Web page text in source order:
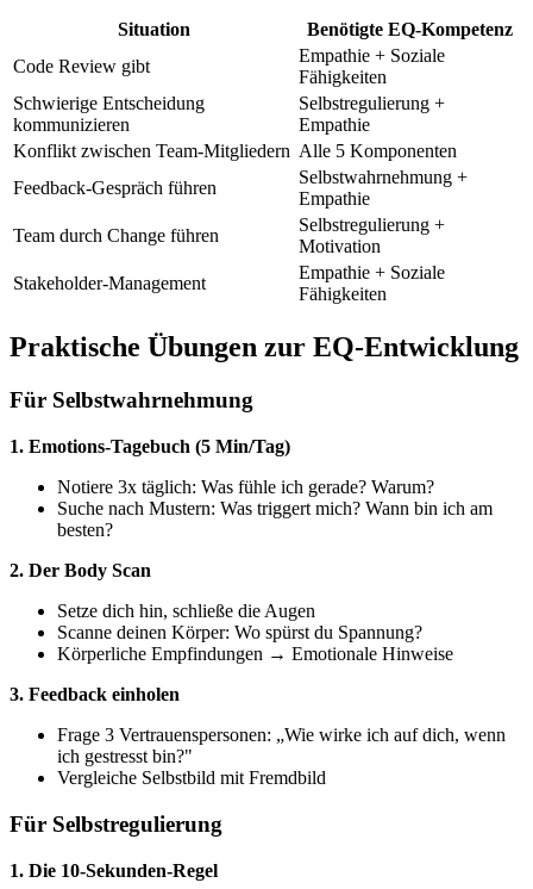
Situation
Benötigte EQ-Kompetenz
Code Review gibt
Empathie + Soziale
Fähigkeiten
Schwierige Entscheidung
kommunizieren
Selbstregulierung +
Empathie
Konflikt zwischen Team-Mitgliedern Alle 5 Komponenten
Feedback-Gespräch führen
Selbstwahrnehmung +
Empathie
Team durch Change führen
Selbstregulierung +
Motivation
Stakeholder-Management
Empathie + Soziale
Fähigkeiten
Praktische Übungen zur EQ-Entwicklung
Für Selbstwahrnehmung
1. Emotions-Tagebuch (5 Min/Tag)
Notiere 3x täglich: Was fühle ich gerade? Warum?
Suche nach Mustern: Was triggert mich? Wann bin ich am
besten?
2. Der Body Scan
Setze dich hin, schließe die Augen
Scanne deinen Körper: Wo spürst du Spannung?
Körperliche Empfindungen → Emotionale Hinweise
3. Feedback einholen
Frage 3 Vertrauenspersonen: „Wie wirke ich auf dich, wenn
ich gestresst bin?"
Vergleiche Selbstbild mit Fremdbild
Für Selbstregulierung
1. Die 10-Sekunden-Regel